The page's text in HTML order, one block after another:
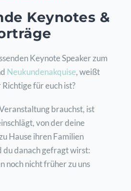
Keynotes &
Keynote Speaker zum
Neukundenakquise, weißt
für euch ist?
brauchst, ist
von der deine
Hause ihren Familien
du danach gefragt wirst:
noch nicht früher zu uns